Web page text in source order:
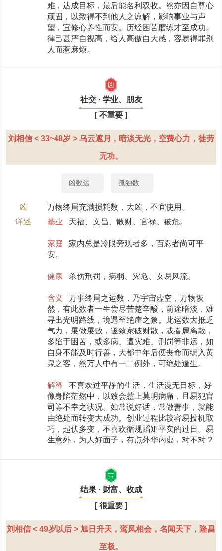
难，达成目标，最后能名利双收。然亦因自尊心
顽固，以致得不到他人之谅解，影响事业与声
望，宜修心养性而安。历经困苦磨练才至成功。
律己甚严自视高，给人高傲自大感，容易得罪别
人而惹麻烦。
凶
社交 · 学业、朋友
[ 不重要 ]
刘相信 < 33~48岁 > 乌云遮月，暗淡无光，空费心力，徒劳
无功。
凶数运 孤独数
凶
万物终局充满损耗数，大凶，不宜使用。
详述
基业 天福、文昌、散财、官禄、破危。
家庭
家内总是冷眼旁观者多，百忍者尚可平
安。
健康 杀伤刑罚，病弱、灾危、女易风流。
含义
万事终局之运数，乃宇宙虚空，万物恢
然，有此数者一生尝尽苦楚辛酸，前途暗淡，难
寻出光明路线，境遇至绝崖之象。此运数大抵乏
气力，屡做屡败，遂致家破财散，或眷属离散，
多陷于困苦，或多病、遭灾难、刑罚等非运，如
自身不能及时行善，大都中年后便丧命而编入黄
泉之客，然万人中有一二例外，可绝处逢生。
解释
不喜欢过平静的生活，生活漫无目标，好
像身陷茫然中，以致会惹上莫明病痛，且易犯官
司等不幸之状况。如常说好话，常做善事，就能
由绝处而转变大成功。创业过程比较容易投机取
巧，起伏多变，不喜欢循规蹈矩平实的过日。易
生意外，为人好面子，有点外华内虚，对不对 ?
吉
结果 · 财富、收成
[ 很重要 ]
刘相信 < 49岁以后 > 旭日升天，鸾凤相会，名闻天下，隆昌
至极。